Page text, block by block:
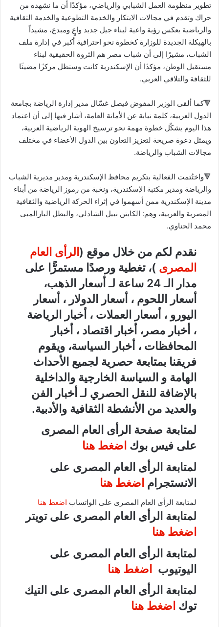
تطوير منظومة العمل الشبابي والرياضي، مؤكدًا أن ما نشهده من
حراك وتقدم في مجالات الابتكار والخدمة التطوعية والخدمة الثقافية
والرياضية يعكس رؤية واعية لبناء جيل جديد واعٍ ومبدع، مشيداً
بالهيكلة الجديدة للوزارة كخطوة نحو احترافية أكبر في إدارة ملف
الشباب، مشيرًا إلى أن شباب مصر هم الثروة الحقيقية لبناء
مستقبل الوطن، مؤكدًا أن الإسكندرية كانت وستظل مركزًا مضيئًا
للثقافة والتلاقي العربي.
🔻كما ألقى الوزير المفوض فيصل غسّال مدير إدارة الرياضة بجامعة
الدول العربية، كلمة نيابة عن الأمانة العامة، أشار فيها إلى أن اعتماد
هذا اليوم يشكّل خطوة مهمة نحو ترسيخ الهوية الرياضية العربية،
ويمثل دعوة صريحة لتعزيز التعاون بين الدول الأعضاء في مختلف
مجالات الشباب والرياضة.
🔻واختُتمت الفعالية بتكريم محافظ الإسكندرية ومدير مديرية الشباب
والرياضة ومدير مكتبة الإسكندرية، ونخبة من رموز الرياضة من أبناء
مدينة الإسكندرية ممن أسهموا في إثراء الحركة الرياضية والثقافية
المصرية والعربية، وهم: الكابتن نبيل الشاذلي، والبطل البارالمبى
محمد الحناوي.
نقدم لكم من خلال موقع ( الرأى العام
المصرى )، تغطية ورصدًا مستمرًّا على
مدار الـ 24 ساعة لـ أسعار الذهب،
أسعار اللحوم ، أسعار الدولار ، أسعار
اليورو ، أسعار العملات ، أخبار الرياضة
، أخبار مصر، أخبار اقتصاد ، أخبار
المحافظات ، أخبار السياسة، ويقوم
فريقنا بمتابعة حصرية لجميع الأحداث
الهامة و السياسة الخارجية والداخلية
بالإضافة للنقل الحصري لـ أخبار الفن
والعديد من الأنشطة الثقافية والأدبية.
لمتابعة صفحة الرأى العام المصرى
على فيس بوك اضغط هنا
لمتابعة الرأى العام المصرى على
الانستجرام اضغط هنا
لمتابعة الرأى العام المصرى على الواتساب اضغط هنا
لمتابعة الرأى العام المصرى على تويتر
اضغط هنا
لمتابعة الرأى العام المصرى على
اليوتيوب
اضغط هنا
لمتابعة الرأى العام المصرى على التيك
توك اضغط هنا